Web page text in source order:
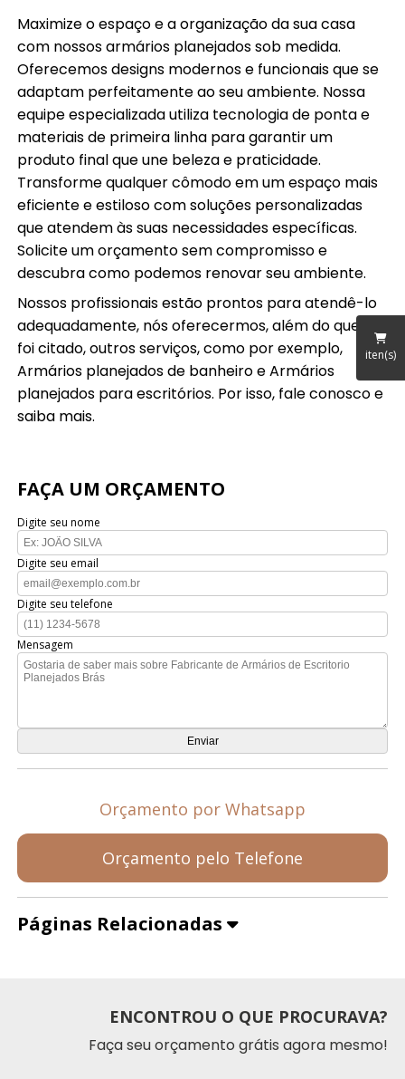
iten(s)
Maximize o espaço e a organização da sua casa
com nossos armários planejados sob medida.
Oferecemos designs modernos e funcionais que se
adaptam perfeitamente ao seu ambiente. Nossa
equipe especializada utiliza tecnologia de ponta e
materiais de primeira linha para garantir um
produto final que une beleza e praticidade.
Transforme qualquer cômodo em um espaço mais
eficiente e estiloso com soluções personalizadas
que atendem às suas necessidades específicas.
Solicite um orçamento sem compromisso e
descubra como podemos renovar seu ambiente.
Nossos profissionais estão prontos para atendê-lo
adequadamente, nós oferecermos, além do que já
foi citado, outros serviços, como por exemplo,
Armários planejados de banheiro e Armários
planejados para escritórios. Por isso, fale conosco e
saiba mais.
FAÇA UM ORÇAMENTO
Digite seu nome
Digite seu email
Digite seu telefone
Mensagem
Orçamento por Whatsapp
Orçamento pelo Telefone
Páginas Relacionadas
ENCONTROU O QUE PROCURAVA?
Faça seu orçamento grátis agora mesmo!